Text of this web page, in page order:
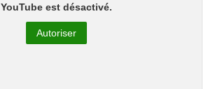
YouTube est désactivé.
Autoriser